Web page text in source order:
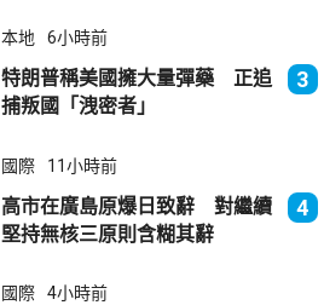
本地 6小時前
特朗普稱美國擁大量彈藥 正追
捕叛國「洩密者」
3
國際 11小時前
高市在廣島原爆日致辭 對繼續
堅持無核三原則含糊其辭
4
國際 4小時前